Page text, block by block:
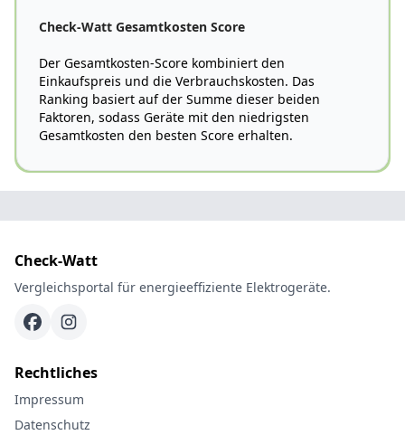
Check-Watt Gesamtkosten Score
Der Gesamtkosten-Score kombiniert den
Einkaufspreis und die Verbrauchskosten. Das
Ranking basiert auf der Summe dieser beiden
Faktoren, sodass Geräte mit den niedrigsten
Gesamtkosten den besten Score erhalten.
Check-Watt
Vergleichsportal für energieeffiziente Elektrogeräte.
Rechtliches
Impressum
Datenschutz